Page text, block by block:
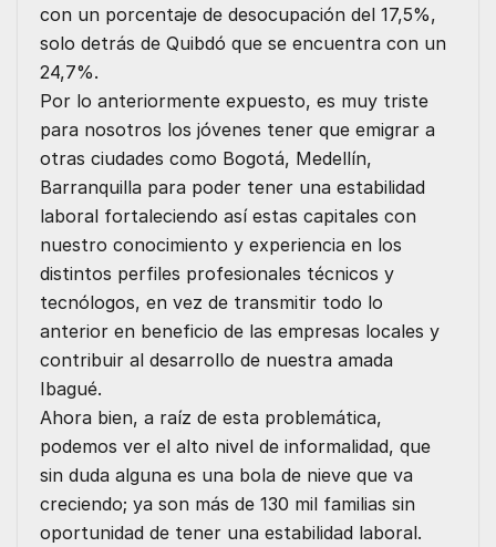
con un porcentaje de desocupación del 17,5%,
solo detrás de Quibdó que se encuentra con un
24,7%.
Por lo anteriormente expuesto, es muy triste
para nosotros los jóvenes tener que emigrar a
otras ciudades como Bogotá, Medellín,
Barranquilla para poder tener una estabilidad
laboral fortaleciendo así estas capitales con
nuestro conocimiento y experiencia en los
distintos perfiles profesionales técnicos y
tecnólogos, en vez de transmitir todo lo
anterior en beneficio de las empresas locales y
contribuir al desarrollo de nuestra amada
Ibagué.
Ahora bien, a raíz de esta problemática,
podemos ver el alto nivel de informalidad, que
sin duda alguna es una bola de nieve que va
creciendo; ya son más de 130 mil familias sin
oportunidad de tener una estabilidad laboral.